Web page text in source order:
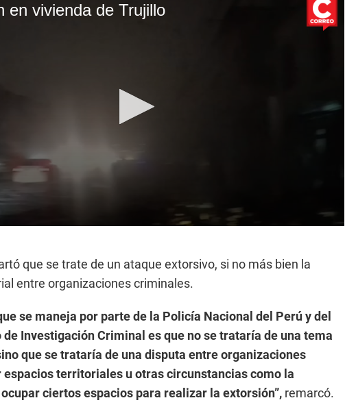
en vivienda de Trujillo
que se trate de un ataque extorsivo, si no más bien la
entre organizaciones criminales.
se maneja por parte de la Policía Nacional del Perú y del
Investigación Criminal es que no se trataría de una tema
que se trataría de una disputa entre organizaciones
territoriales u otras circunstancias como la
ciertos espacios para realizar la extorsión”, remarcó.